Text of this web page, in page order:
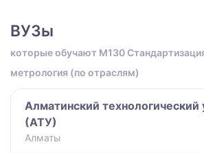
ВУЗы
которые обучают M130
метрология (по отраслям)
Алматинский технологический
(АТУ)
Алматы